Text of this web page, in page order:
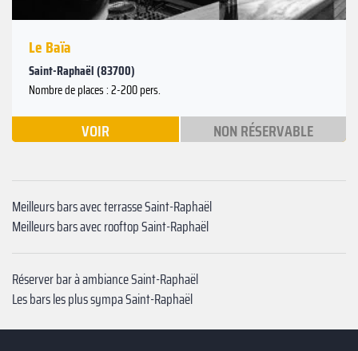
Le Baïa
Saint-Raphaël (83700)
Nombre de places : 2-200 pers.
VOIR NON RÉSERVABLE
Meilleurs bars avec terrasse Saint-Raphaël
Meilleurs bars avec rooftop Saint-Raphaël
Réserver bar à ambiance Saint-Raphaël
Les bars les plus sympa Saint-Raphaël